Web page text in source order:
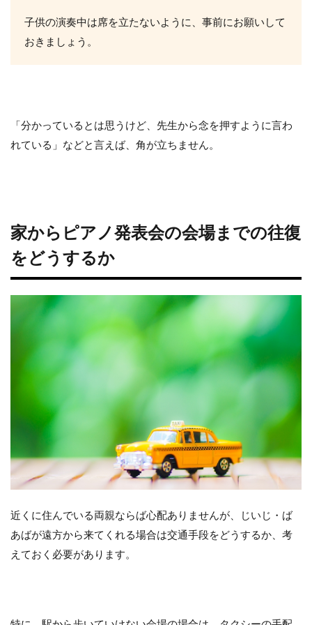
子供の演奏中は席を立たないように、事前にお願いして
おきましょう。
「分かっているとは思うけど、先生から念を押すように言わ
れている」などと言えば、角が立ちません。
家からピアノ発表会の会場までの往復
をどうするか
近くに住んでいる両親ならば心配ありませんが、じいじ・ば
あばが遠方から来てくれる場合は交通手段をどうするか、考
えておく必要があります。